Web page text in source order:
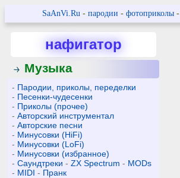
SaAnVi.Ru- пародии - фотоприколы-
нафигатор
Музыка
- Пародии, приколы, переделки
- Песенки-чудесенки
- Приколы (прочее)
-Авторский инструментал
-Авторские песни
- Минусовки (HiFi)
- Минусовки (LoFi)
- Минусовки (избранное)
-Саундтреки -ZX Spectrum - MODs
- MIDI - Пранк